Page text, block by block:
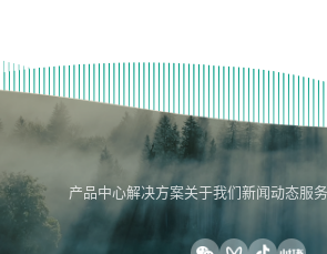
产品中心解决方案关于我们新闻动态服